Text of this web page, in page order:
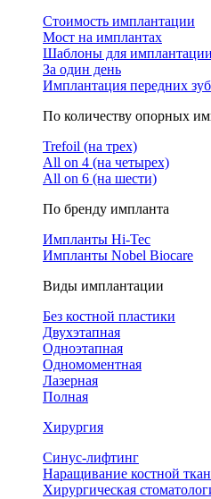
Стоимость имплантации
Мост на имплантах
Шаблоны для имплантации
За один день
Имплантация передних
По количеству опорных
Trefoil (на трех)
All on 4 (на четырех)
All on 6 (на шести)
По бренду импланта
Импланты Hi-Tec
Импланты Nobel Biocare
Виды имплантации
Без костной пластики
Двухэтапная
Одноэтапная
Одномоментная
Лазерная
Полная
Хирургия
Синус-лифтинг
Наращивание костной
Хирургическая